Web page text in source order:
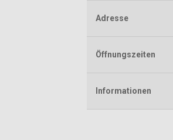
Adresse
Öffnungszeiten
Informationen